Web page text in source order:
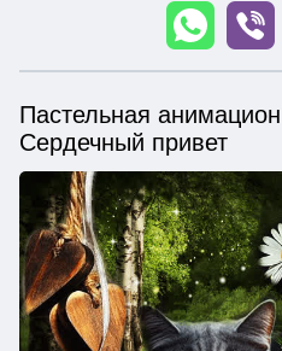
Пастельная
Сердечный привет